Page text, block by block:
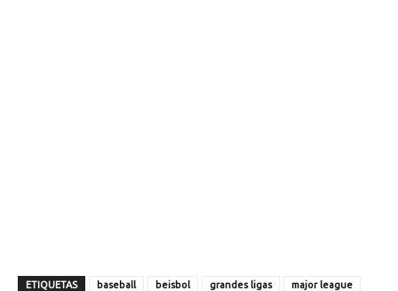
ETIQUETAS baseball beisbol grandes ligas
major league